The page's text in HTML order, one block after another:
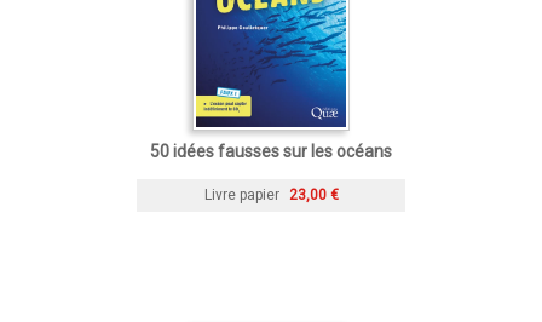
50 idées fausses sur les océans
Livre papier 23,00 €